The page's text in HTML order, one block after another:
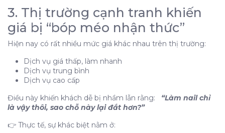
3. Thị trường cạnh tranh khiến
giá bị “bóp méo nhận thức”
Hiện nay có rất nhiều mức giá khác nhau trên thị trường:
Dịch vụ giá thấp, làm nhanh
Dịch vụ trung bình
Dịch vụ cao cấp
Điều này khiến khách dễ bị nhầm lẫn rằng:
“Làm nail chỉ
là vậy thôi, sao chỗ này lại đắt hơn?”
👉 Thực tế, sự khác biệt nằm ở: